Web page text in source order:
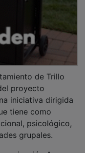
proyecto
iniciativa dirigida
tiene como
psicológico,
grupales.